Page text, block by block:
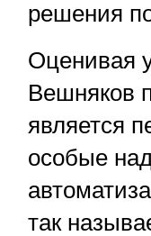
решения
Оценивая
Вешняков
является
особые
так